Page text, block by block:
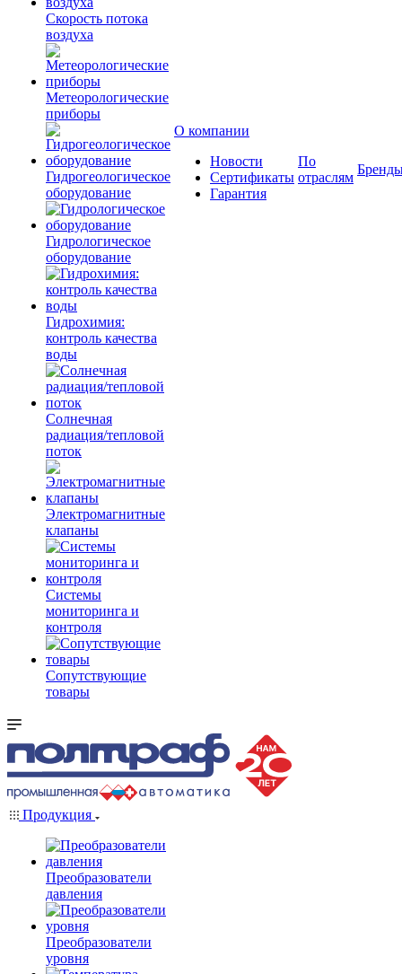
Скорость потока
воздуха
Метеорологические
приборы
Гидрогеологическое
оборудование
Гидрологическое
оборудование
Гидрохимия:
контроль качества
воды
Солнечная
радиация/тепловой
поток
Электромагнитные
клапаны
Системы
мониторинга и
контроля
Сопутствующие
товары
О компании
Новости
Сертификаты
Гарантия
По
отраслям
Продукция
Преобразователи
давления
Преобразователи
уровня